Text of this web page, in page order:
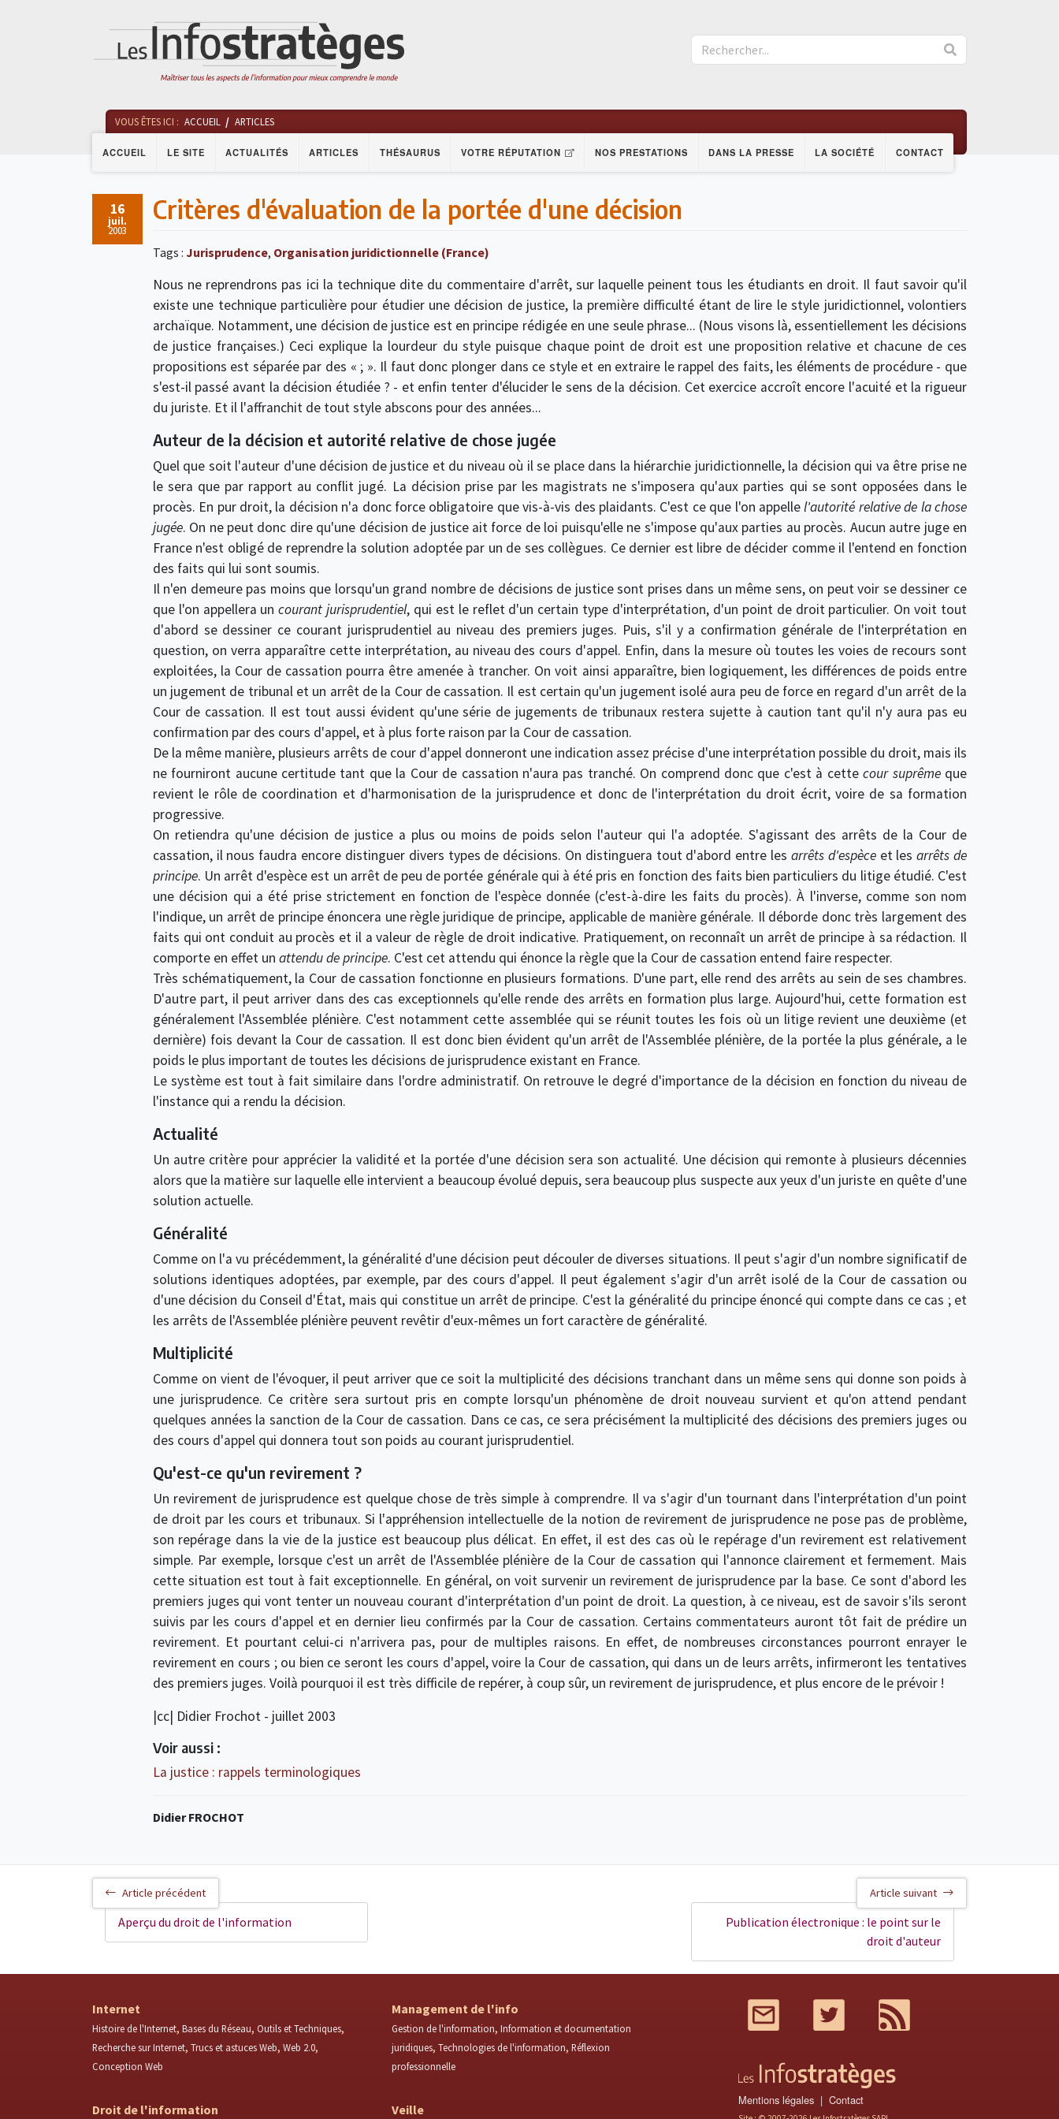
ACCUEIL LE SITE ACTUALITÉS ARTICLES THÉSAURUS VOTRE RÉPUTATION NOS PRESTATIONS DANS LA PRESSE LA SOCIÉTÉ CONTACT
VOUS ÊTES ICI : ACCUEIL ARTICLES
16
juil.
2003
Critères d'évaluation de la portée d'une décision
Tags : Jurisprudence, Organisation juridictionnelle (France)
Nous ne reprendrons pas ici la technique dite du commentaire d'arrêt, sur laquelle peinent tous les étudiants en droit. Il faut savoir qu'il
existe une technique particulière pour étudier une décision de justice, la première difficulté étant de lire le style juridictionnel, volontiers
archaïque. Notamment, une décision de justice est en principe rédigée en une seule phrase... (Nous visons là, essentiellement les décisions
de justice françaises.) Ceci explique la lourdeur du style puisque chaque point de droit est une proposition relative et chacune de ces
propositions est séparée par des « ; ». Il faut donc plonger dans ce style et en extraire le rappel des faits, les éléments de procédure - que
s'est-il passé avant la décision étudiée ? - et enfin tenter d'élucider le sens de la décision. Cet exercice accroît encore l'acuité et la rigueur
du juriste. Et il l'affranchit de tout style abscons pour des années...
Auteur de la décision et autorité relative de chose jugée
Quel que soit l'auteur d'une décision de justice et du niveau où il se place dans la hiérarchie juridictionnelle, la décision qui va être prise ne
le sera que par rapport au conflit jugé. La décision prise par les magistrats ne s'imposera qu'aux parties qui se sont opposées dans le
procès. En pur droit, la décision n'a donc force obligatoire que vis-à-vis des plaidants. C'est ce que l'on appellel'autorité relative de la chose
jugée. On ne peut donc dire qu'une décision de justice ait force de loi puisqu'elle ne s'impose qu'aux parties au procès. Aucun autre juge en
France n'est obligé de reprendre la solution adoptée par un de ses collègues. Ce dernier est libre de décider comme il l'entend en fonction
des faits qui lui sont soumis.
Il n'en demeure pas moins que lorsqu'un grand nombre de décisions de justice sont prises dans un même sens, on peut voir se dessiner ce
que l'on appellera uncourant jurisprudentiel, qui est le reflet d'un certain type d'interprétation, d'un point de droit particulier. On voit tout
d'abord se dessiner ce courant jurisprudentiel au niveau des premiers juges. Puis, s'il y a confirmation générale de l'interprétation en
question, on verra apparaître cette interprétation, au niveau des cours d'appel. Enfin, dans la mesure où toutes les voies de recours sont
exploitées, la Cour de cassation pourra être amenée à trancher. On voit ainsi apparaître, bien logiquement, les différences de poids entre
un jugement de tribunal et un arrêt de la Cour de cassation. Il est certain qu'un jugement isolé aura peu de force en regard d'un arrêt de la
Cour de cassation. Il est tout aussi évident qu'une série de jugements de tribunaux restera sujette à caution tant qu'il n'y aura pas eu
confirmation par des cours d'appel, et à plus forte raison par la Cour de cassation.
De la même manière, plusieurs arrêts de cour d'appel donneront une indication assez précise d'une interprétation possible du droit, mais ils
ne fourniront aucune certitude tant que la Cour de cassation n'aura pas tranché. On comprend donc que c'est à cettecour suprêmeque
revient le rôle de coordination et d'harmonisation de la jurisprudence et donc de l'interprétation du droit écrit, voire de sa formation
progressive.
On retiendra qu'une décision de justice a plus ou moins de poids selon l'auteur qui l'a adoptée. S'agissant des arrêts de la Cour de
cassation, il nous faudra encore distinguer divers types de décisions. On distinguera tout d'abord entre les arrêts d'espèceet lesarrêts de
principe. Un arrêt d'espèce est un arrêt de peu de portée générale qui à été pris en fonction des faits bien particuliers du litige étudié. C'est
une décision qui a été prise strictement en fonction de l'espèce donnée (c'est-à-dire les faits du procès). À l'inverse, comme son nom
l'indique, un arrêt de principe énoncera une règle juridique de principe, applicable de manière générale. Il déborde donc très largement des
faits qui ont conduit au procès et il a valeur de règle de droit indicative. Pratiquement, on reconnaît un arrêt de principe à sa rédaction. Il
comporte en effet un attendu de principe. C'est cet attendu qui énonce la règle que la Cour de cassation entend faire respecter.
Très schématiquement, la Cour de cassation fonctionne en plusieurs formations. D'une part, elle rend des arrêts au sein de ses chambres.
D'autre part, il peut arriver dans des cas exceptionnels qu'elle rende des arrêts en formation plus large. Aujourd'hui, cette formation est
généralement l'Assemblée plénière. C'est notamment cette assemblée qui se réunit toutes les fois où un litige revient une deuxième (et
dernière) fois devant la Cour de cassation. Il est donc bien évident qu'un arrêt de l'Assemblée plénière, de la portée la plus générale, a le
poids le plus important de toutes les décisions de jurisprudence existant en France.
Le système est tout à fait similaire dans l'ordre administratif. On retrouve le degré d'importance de la décision en fonction du niveau de
l'instance qui a rendu la décision.
Actualité
Un autre critère pour apprécier la validité et la portée d'une décision sera son actualité. Une décision qui remonte à plusieurs décennies
alors que la matière sur laquelle elle intervient a beaucoup évolué depuis, sera beaucoup plus suspecte aux yeux d'un juriste en quête d'une
solution actuelle.
Généralité
Comme on l'a vu précédemment, la généralité d'une décision peut découler de diverses situations. Il peut s'agir d'un nombre significatif de
solutions identiques adoptées, par exemple, par des cours d'appel. Il peut également s'agir d'un arrêt isolé de la Cour de cassation ou
d'une décision du Conseil d'État, mais qui constitue un arrêt de principe. C'est la généralité du principe énoncé qui compte dans ce cas ; et
les arrêts de l'Assemblée plénière peuvent revêtir d'eux-mêmes un fort caractère de généralité.
Multiplicité
Comme on vient de l'évoquer, il peut arriver que ce soit la multiplicité des décisions tranchant dans un même sens qui donne son poids à
une jurisprudence. Ce critère sera surtout pris en compte lorsqu'un phénomène de droit nouveau survient et qu'on attend pendant
quelques années la sanction de la Cour de cassation. Dans ce cas, ce sera précisément la multiplicité des décisions des premiers juges ou
des cours d'appel qui donnera tout son poids au courant jurisprudentiel.
Qu'est-ce qu'un revirement ?
Un revirement de jurisprudence est quelque chose de très simple à comprendre. Il va s'agir d'un tournant dans l'interprétation d'un point
de droit par les cours et tribunaux. Si l'appréhension intellectuelle de la notion de revirement de jurisprudence ne pose pas de problème,
son repérage dans la vie de la justice est beaucoup plus délicat. En effet, il est des cas où le repérage d'un revirement est relativement
simple. Par exemple, lorsque c'est un arrêt de l'Assemblée plénière de la Cour de cassation qui l'annonce clairement et fermement. Mais
cette situation est tout à fait exceptionnelle. En général, on voit survenir un revirement de jurisprudence par la base. Ce sont d'abord les
premiers juges qui vont tenter un nouveau courant d'interprétation d'un point de droit. La question, à ce niveau, est de savoir s'ils seront
suivis par les cours d'appel et en dernier lieu confirmés par la Cour de cassation. Certains commentateurs auront tôt fait de prédire un
revirement. Et pourtant celui-ci n'arrivera pas, pour de multiples raisons. En effet, de nombreuses circonstances pourront enrayer le
revirement en cours ; ou bien ce seront les cours d'appel, voire la Cour de cassation, qui dans un de leurs arrêts, infirmeront les tentatives
des premiers juges. Voilà pourquoi il est très difficile de repérer, à coup sûr, un revirement de jurisprudence, et plus encore de le prévoir !
|cc| Didier Frochot - juillet 2003
Voir aussi :
La justice : rappels terminologiques
Didier FROCHOT
Article précédent
Aperçu du droit de l'information
Article suivant
Publication électronique : le point sur le
droit d'auteur
Internet
Histoire de l'Internet Bases du Réseau Outils et Techniques
Recherche sur Internet Trucs et astuces Web Web 2.0
Conception Web
Management de l'info
Gestion de l'information Information et documentation
juridiques Technologies de l'information Réflexion
professionnelle
Droit de l'information Veille
Twitter
Mentions légales Contact